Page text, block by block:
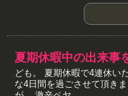
夏期休暇中の出来事
ども。 夏期休暇で4連休い
な4日間を過ごさせて頂き